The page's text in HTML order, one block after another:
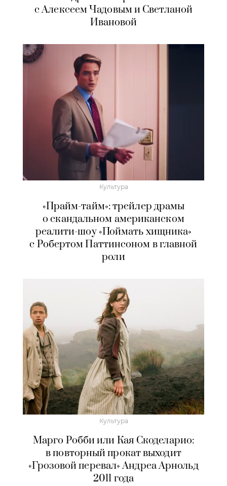
с Алексеем Чадовым и Светланой
Ивановой
Культура
«Прайм-тайм»: трейлер драмы
о скандальном американском
реалити-шоу «Поймать хищника»
с Робертом Паттинсоном в главной
роли
Культура
Марго Робби или Кая Скоделарио:
в повторный прокат выходит
«Грозовой перевал» Андреа Арнольд
2011 года